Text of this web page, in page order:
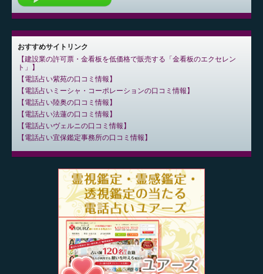
おすすめサイトリンク
建設業の許可票・金看板を低価格で販売する「金看板のエクセレン
ト」
電話占い紫苑の口コミ情報
電話占いミーシャ・コーポレーションの口コミ情報
電話占い陸奥の口コミ情報
電話占い法蓮の口コミ情報
電話占いヴェルニの口コミ情報
電話占い宜保鑑定事務所の口コミ情報